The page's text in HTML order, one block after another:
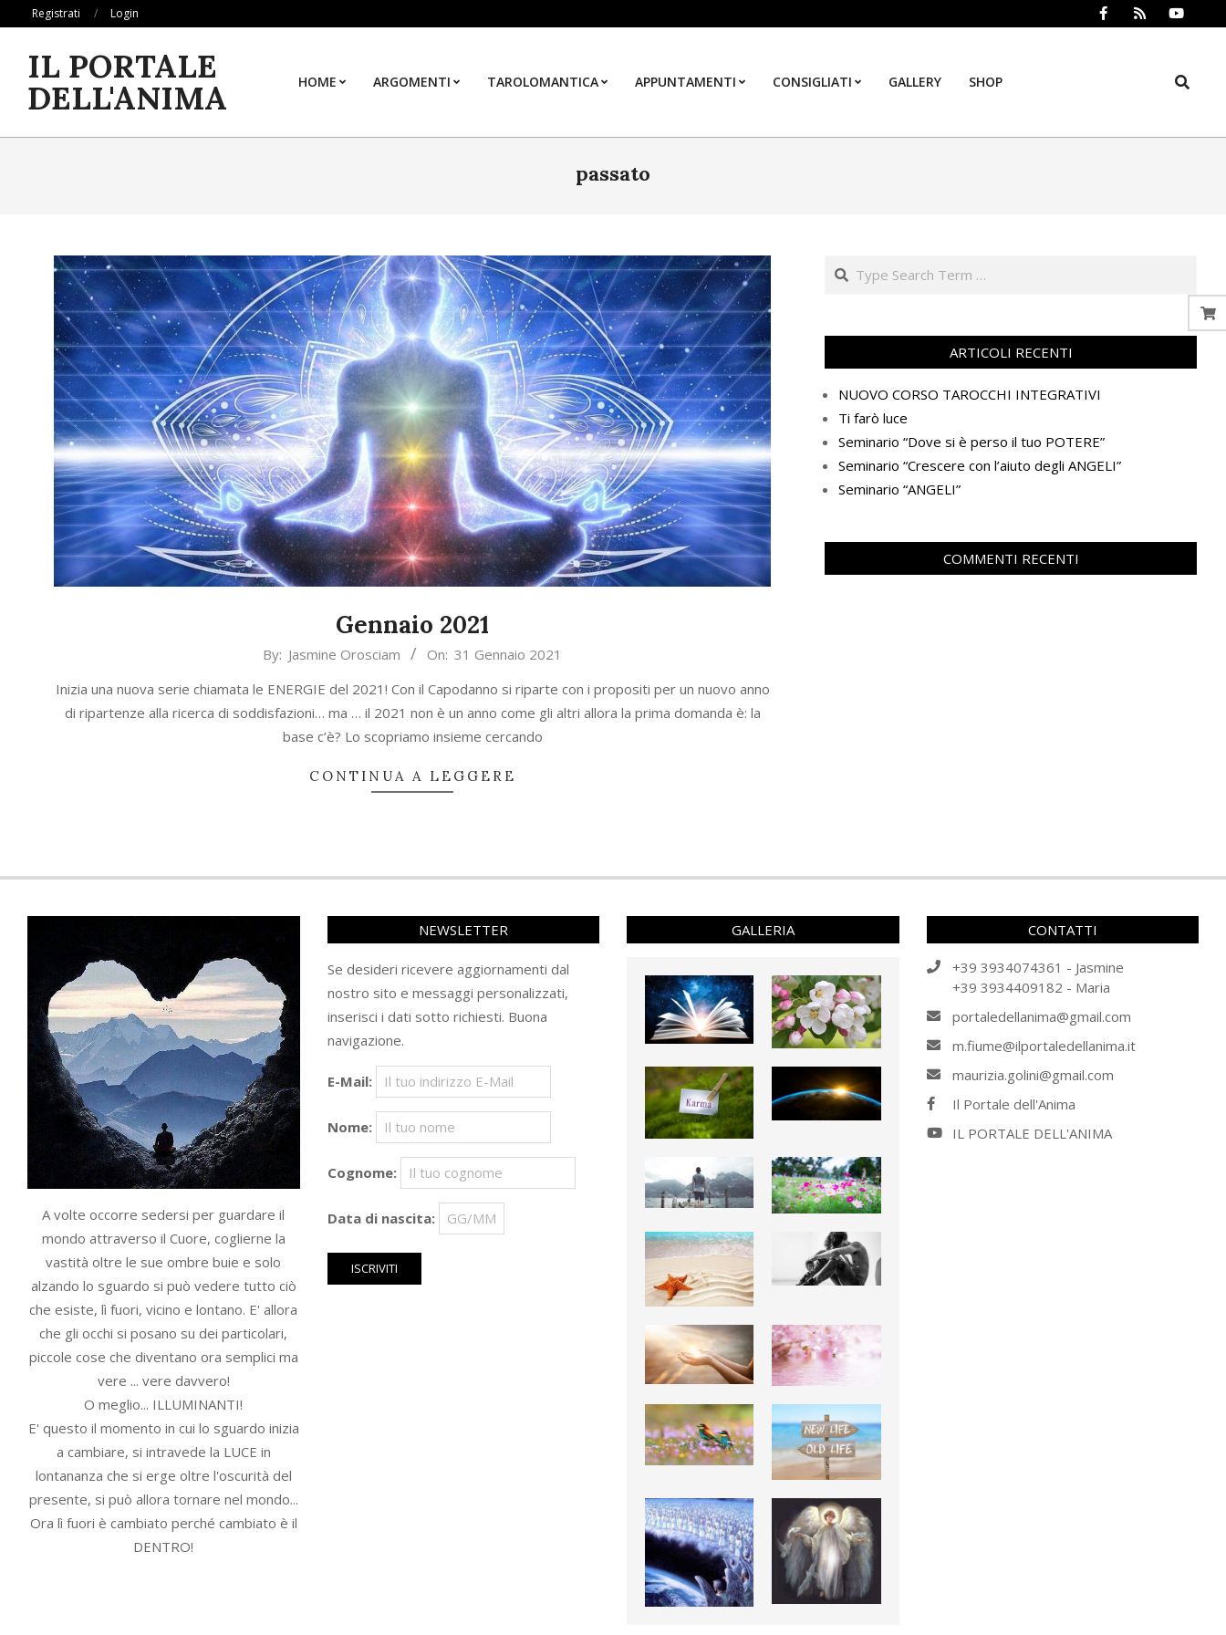
content
Registrati Login
IL PORTALE
DELL'ANIMA HOME ARGOMENTI TAROLOMANTICA APPUNTAMENTI CONSIGLIATI GALLERY SHOP Search
passato
Gennaio 2021
31
By: Jasmine Orosciam On: 31 Gennaio 2021
Inizia una nuova serie chiamata le ENERGIE del 2021! Con il Capodanno si riparte con i propositi per un nuovo anno
di ripartenze alla ricerca di soddisfazioni… ma … il 2021 non è un anno come gli altri allora la prima domanda è: la
base c’è? Lo scopriamo insieme cercando
CONTINUA A LEGGERE
Search
ARTICOLI RECENTI
NUOVO CORSO TAROCCHI INTEGRATIVI
Ti farò luce
Seminario “Dove si è perso il tuo POTERE”
Seminario “Crescere con l’aiuto degli ANGELI”
Seminario “ANGELI”
COMMENTI RECENTI
A volte occorre sedersi per guardare il
mondo attraverso il Cuore, coglierne la
vastità oltre le sue ombre buie e solo
alzando lo sguardo si può vedere tutto ciò
che esiste, lì fuori, vicino e lontano. E' allora
che gli occhi si posano su dei particolari,
piccole cose che diventano ora semplici ma
vere ... vere davvero!
O meglio... ILLUMINANTI!
E' questo il momento in cui lo sguardo inizia
a cambiare, si intravede la LUCE in
lontananza che si erge oltre l'oscurità del
presente, si può allora tornare nel mondo...
Ora lì fuori è cambiato perché cambiato è il
DENTRO!
NEWSLETTER
Se desideri ricevere aggiornamenti dal
nostro sito e messaggi personalizzati,
inserisci i dati sotto richiesti. Buona
navigazione.
E-Mail:
Nome:
Cognome:
Data di nascita:
GALLERIA CONTATTI
+39 3934074361 - Jasmine
+39 3934409182 - Maria
portaledellanima@gmail.com
m.fiume@ilportaledellanima.it
maurizia.golini@gmail.com
Il Portale dell'Anima
IL PORTALE DELL'ANIMA